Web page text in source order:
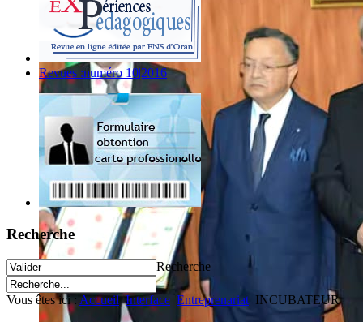
Revues :numéro 10|2016
Recherche
Recherche
Vous êtes ici :Accueil Interface Entreprenariat INCUBATEUR